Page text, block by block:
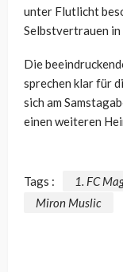
unter Flutlicht
Selbstvertrauen
Die
sprechen klar für
sich am
einen weiteren
Tags : 1. FC
Miron Muslic